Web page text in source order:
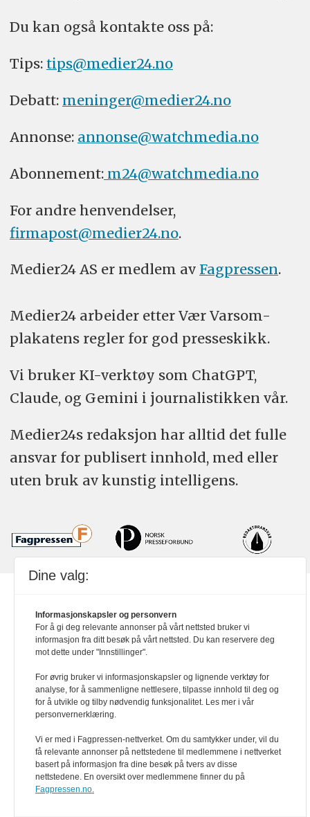
Du kan også kontakte oss på:
Tips: tips@medier24.no
Debatt: meninger@medier24.no
Annonse: annonse@watchmedia.no
Abonnement:m24@watchmedia.no
For andre henvendelser,
firmapost@medier24.no.
Medier24 AS er medlem av Fagpressen.
Medier24 arbeider etter Vær Varsom-
plakatens regler for god presseskikk.
Vi bruker KI-verktøy som ChatGPT,
Claude, og Gemini i journalistikken vår.
Medier24s redaksjon har alltid det fulle
ansvar for publisert innhold, med eller
uten bruk av kunstig intelligens.
Powered by Labrador CMS
Dine valg:
Informasjonskapsler og personvern
For å gi deg relevante annonser på vårt nettsted bruker vi
informasjon fra ditt besøk på vårt nettsted. Du kan reservere deg
mot dette under "Innstillinger".
For øvrig bruker vi informasjonskapsler og lignende verktøy for
analyse, for å sammenligne nettlesere, tilpasse innhold til deg og
for å utvikle og tilby nødvendig funksjonalitet. Les mer i vår
personvernerklæring.
Vi er med i Fagpressen-nettverket. Om du samtykker under, vil du
få relevante annonser på nettstedene til medlemmene i nettverket
basert på informasjon fra dine besøk på tvers av disse
nettstedene. En oversikt over medlemmene finner du på
Fagpressen.no.